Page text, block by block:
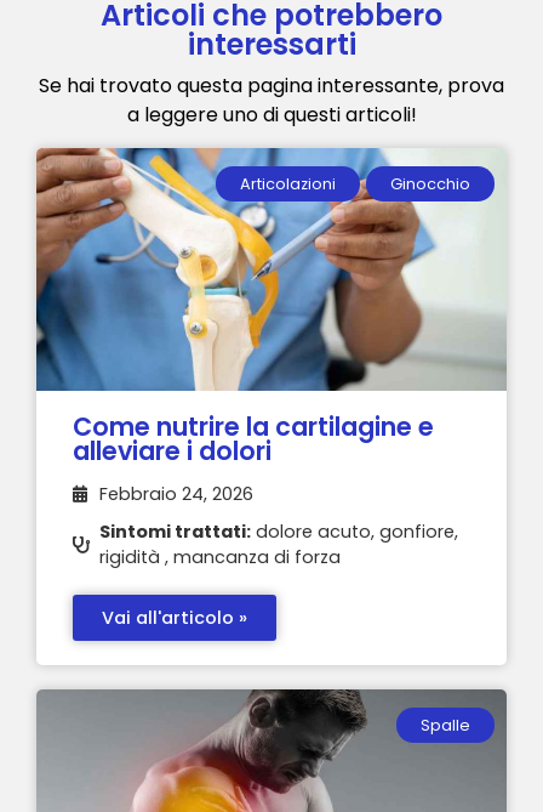
Articoli che potrebbero
interessarti
Se hai trovato questa pagina interessante, prova
a leggere uno di questi articoli!
Articolazioni Ginocchio
Come nutrire la cartilagine e
alleviare i dolori
Febbraio 24, 2026
Sintomi trattati: dolore acuto, gonfiore,
rigidità , mancanza di forza
Vai all'articolo »
Spalle